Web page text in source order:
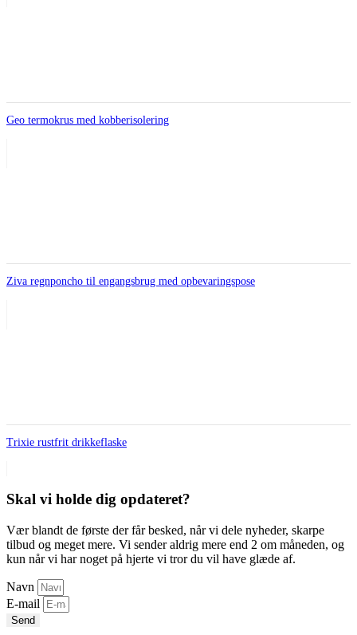
Geo termokrus med kobberisolering
Ziva regnponcho til engangsbrug med opbevaringspose
Trixie rustfrit drikkeflaske
Skal vi holde dig opdateret?
Vær blandt de første der får besked, når vi dele nyheder, skarpe
tilbud og meget mere. Vi sender aldrig mere end 2 om måneden, og
kun når vi har noget på hjerte vi tror du vil have glæde af.
Navn
E-mail
Send